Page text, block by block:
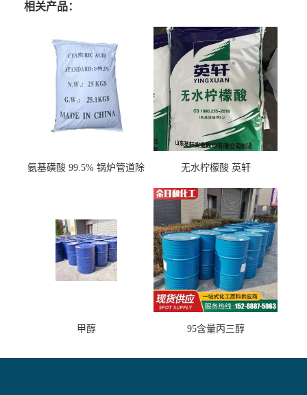
相关产品：
氨基磺酸 99.5% 锅炉管道除
无水柠檬酸 英轩
甲醇 95含量丙三醇